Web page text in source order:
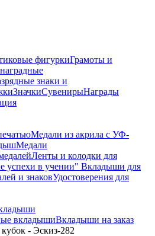
фигуркиГрамоты и
знаки и
ЗначкиСувенирыНаграды
Медали из акрила с УФ-
Медали
Ленты и колодки для
успехи в учении" Вкладыши для
и знаковУдостоверения для
вкладышиВкладыши на заказ
- Эскиз-282